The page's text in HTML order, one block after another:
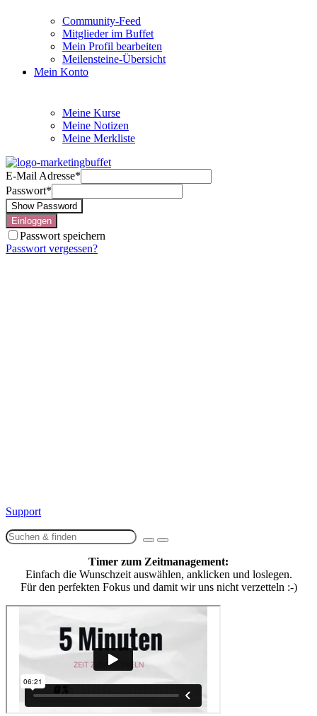
Community-Feed
Mitglieder im Buffet
Mein Profil bearbeiten
Meilensteine-Übersicht
Mein Konto
Meine Kurse
Meine Notizen
Meine Merkliste
E-Mail Adresse*
Passwort*
Show Password
Einloggen
Passwort speichern
Passwort vergessen?
Support
Timer zum Zeitmanagement:
Einfach die Wunschzeit auswählen, anklicken und loslegen.
Für den perfekten Fokus und damit wir uns nicht verzetteln :-)